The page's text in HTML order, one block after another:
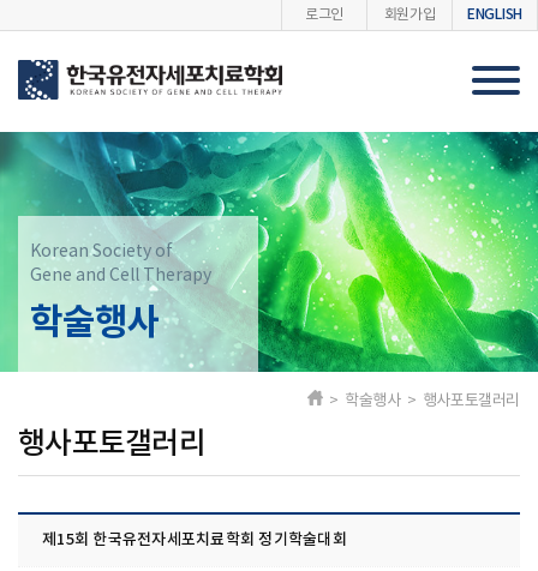
로그인 회원가입 ENGLISH
Korean Society of
Gene and Cell Therapy
학술행사
행사포토갤러리
> 학술행사 > 행사포토갤러리
제15회 한국유전자세포치료학회 정기학술대회